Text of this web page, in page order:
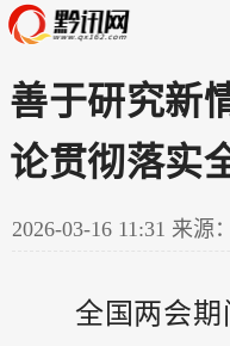
善于研究新
论贯彻落实
2026-03-16 11:31 来源
全国两会